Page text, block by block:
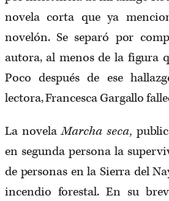
novela corta que ya
novelón. Se separó por
autora, al menos de la figura
Poco después de ese
lectora, Francesca Gargallo
La novelaMarcha seca,
en segunda persona la
de personas en la Sierra del
incendio forestal. En su